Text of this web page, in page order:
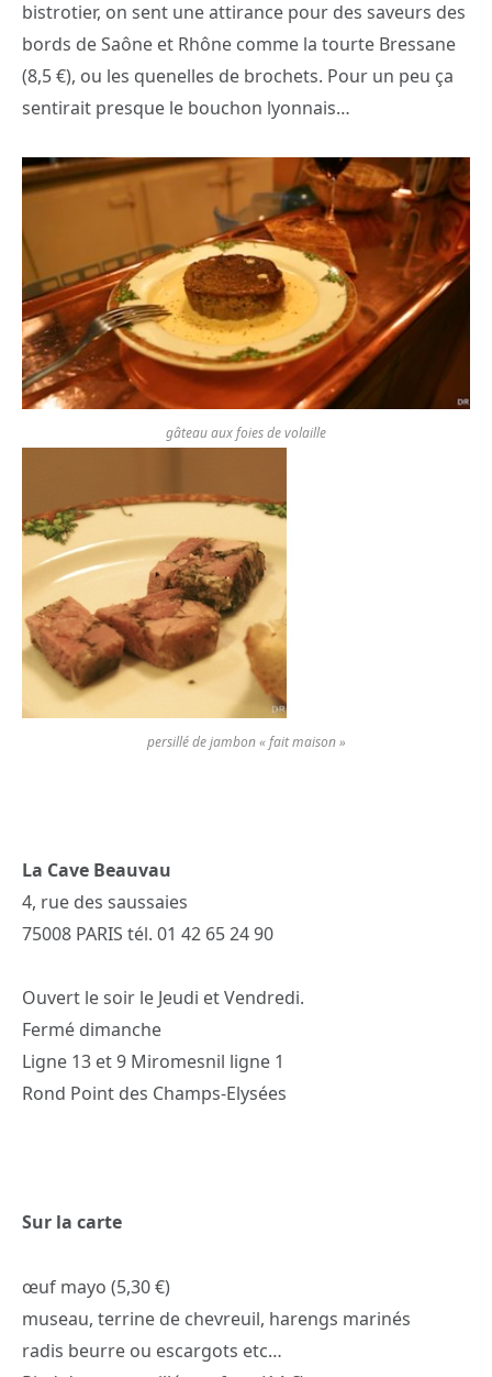
bistrotier, on sent une attirance pour des saveurs des
bords de Saône et Rhône comme la tourte Bressane
(8,5 €), ou les quenelles de brochets. Pour un peu ça
sentirait presque le bouchon lyonnais…
gâteau aux foies de volaille
persillé de jambon « fait maison »
La Cave Beauvau
4, rue des saussaies
75008 PARIS tél. 01 42 65 24 90
Ouvert le soir le Jeudi et Vendredi.
Fermé dimanche
Ligne 13 et 9 Miromesnil ligne 1
Rond Point des Champs-Elysées
Sur la carte
œuf mayo (5,30 €)
museau, terrine de chevreuil, harengs marinés
radis beurre ou escargots etc…